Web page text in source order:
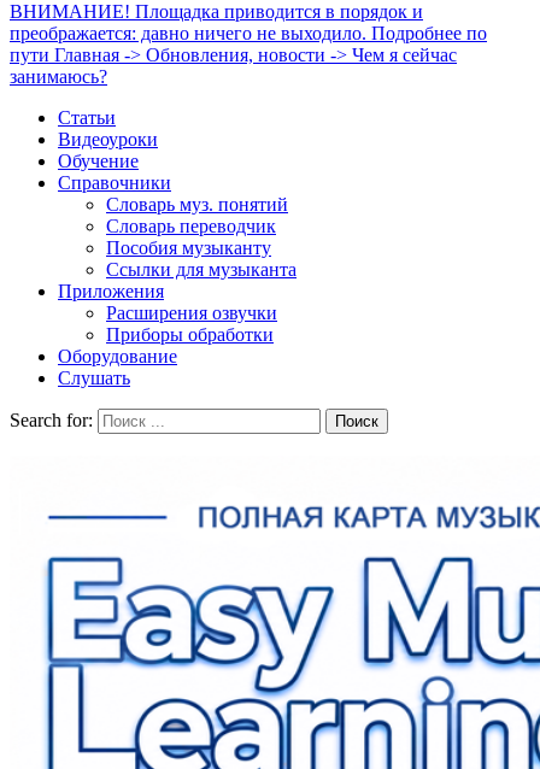
ВНИМАНИЕ! Площадка приводится в порядок и
преображается: давно ничего не выходило. Подробнее по
пути Главная -> Обновления, новости -> Чем я сейчас
занимаюсь?
Статьи
Видеоуроки
Обучение
Справочники
Словарь муз. понятий
Словарь переводчик
Пособия музыканту
Ссылки для музыканта
Приложения
Расширения озвучки
Приборы обработки
Оборудование
Слушать
Search for: